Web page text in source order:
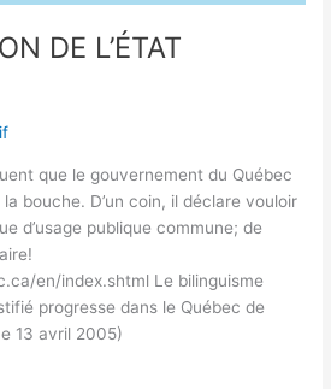
DE L’ÉTAT
que le gouvernement du Québec
bouche. D’un coin, il déclare vouloir
d’usage publique commune; de
en/index.shtml Le bilinguisme
progresse dans le Québec de
13 avril 2005)